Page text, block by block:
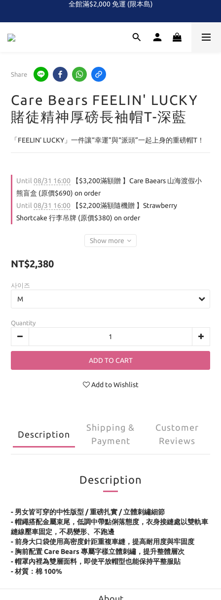
下單即贈！Care Bears 三色熊頭 便利貼組(隨機)
全館滿$2,000 免運 (限本島)
Share
Care Bears FEELIN' LUCKY
賭徒精神厚磅長袖帽T-深藍
「FEELIN' LUCKY」一件讓“幸運”與“派頭”一起上身的重磅帽T！
Until 08/31 16:00 【$3,200滿額贈 】Care Baears 山海渡假小
熊盲盒 (原價$690) on order
Until 08/31 16:00 【$2,200滿額隨機贈 】Strawberry
Shortcake 行李吊牌 (原價$380) on order
Show more
NT$2,380
사이즈
Quantity
ADD TO CART
Add to Wishlist
Description
Shipping &
Payment
Customer
Reviews
Description
- 男女皆可穿的中性版型 / 重磅扎實 / 立體刺繡細節
- 帽繩搭配金屬束尾，低調中帶點俐落態度，衣身接縫處以雙軌車
縫線壓車固定，不易變形、不跑邊
- 前身大口袋使用高密度針距重複車縫，提高耐用度與牢固度
- 胸前配置 Care Bears 專屬字樣立體刺繡，提升整體層次
- 帽罩內裡為雙層面料，即使平放帽型也能保持平整服貼
- 材質：棉 100%